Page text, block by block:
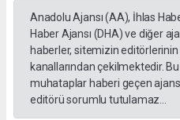
Anadolu Ajansı (AA), İhlas
Haber Ajansı (DHA) ve diğer
haberler, sitemizin
kanallarından çekilmektedir.
muhataplar haberi geçen
editörü sorumlu tutulamaz...